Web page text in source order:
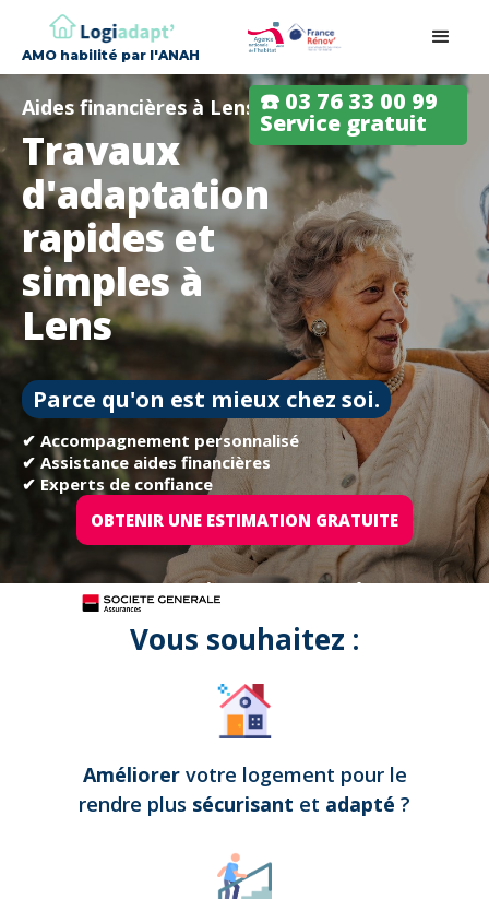
AMO habilité par l'ANAH
☎️ 03 76 33 00 99
Service gratuit
Aides financières à Lens
Travaux
d'adaptation
rapides et
simples à
Lens
Parce qu'on est mieux chez soi.
✔ Accompagnement personnalisé
✔ Assistance aides financières
✔ Experts de confiance
OBTENIR UNE ESTIMATION GRATUITE
Tous nos projets sont assurés par
Vous souhaitez :
Améliorer votre logement pour le
rendre plus sécurisant et adapté ?